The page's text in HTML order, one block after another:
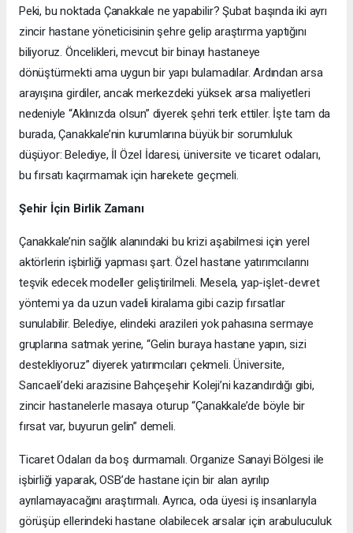
Peki, bu noktada Çanakkale ne yapabilir? Şubat başında iki ayrı
zincir hastane yöneticisinin şehre gelip araştırma yaptığını
biliyoruz. Öncelikleri, mevcut bir binayı hastaneye
dönüştürmekti ama uygun bir yapı bulamadılar. Ardından arsa
arayışına girdiler, ancak merkezdeki yüksek arsa maliyetleri
nedeniyle “Aklınızda olsun” diyerek şehri terk ettiler. İşte tam da
burada, Çanakkale’nin kurumlarına büyük bir sorumluluk
düşüyor: Belediye, İl Özel İdaresi, üniversite ve ticaret odaları,
bu fırsatı kaçırmamak için harekete geçmeli.
Şehir İçin Birlik Zamanı
Çanakkale’nin sağlık alanındaki bu krizi aşabilmesi için yerel
aktörlerin işbirliği yapması şart. Özel hastane yatırımcılarını
teşvik edecek modeller geliştirilmeli. Mesela, yap-işlet-devret
yöntemi ya da uzun vadeli kiralama gibi cazip fırsatlar
sunulabilir. Belediye, elindeki arazileri yok pahasına sermaye
gruplarına satmak yerine, “Gelin buraya hastane yapın, sizi
destekliyoruz” diyerek yatırımcıları çekmeli. Üniversite,
Sarıcaeli’deki arazisine Bahçeşehir Koleji’ni kazandırdığı gibi,
zincir hastanelerle masaya oturup “Çanakkale’de böyle bir
fırsat var, buyurun gelin” demeli.
Ticaret Odaları da boş durmamalı. Organize Sanayi Bölgesi ile
işbirliği yaparak, OSB’de hastane için bir alan ayrılıp
ayrılamayacağını araştırmalı. Ayrıca, oda üyesi iş insanlarıyla
görüşüp ellerindeki hastane olabilecek arsalar için arabuluculuk